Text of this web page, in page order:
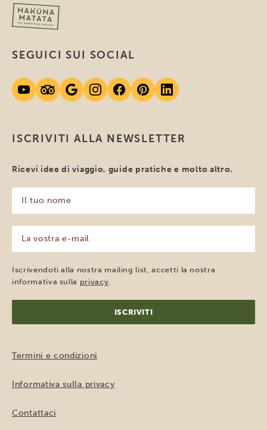
ISCRIVITI ALLA NEWSLETTER
Ricevi idee di viaggio, guide pratiche e molto altro.
tuo
nome
(Obbligatorio)
vostra
e-
mail
(Obbligatorio)
Iscrivendoti alla nostra mailing list, accetti la nostra
informativa sulla privacy.
SEGUICI SUI SOCIAL
Termini e condizioni
Informativa sulla privacy
Contattaci